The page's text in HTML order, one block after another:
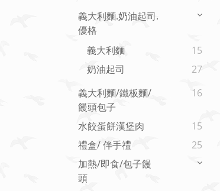
義大利麵.奶油起司.
優格
義大利麵
15
奶油起司
27
義大利麵/鐵板麵/
饅頭包子
16
水餃蛋餅漢堡肉
15
禮盒/ 伴手禮
25
加熱/即食/包子饅
頭